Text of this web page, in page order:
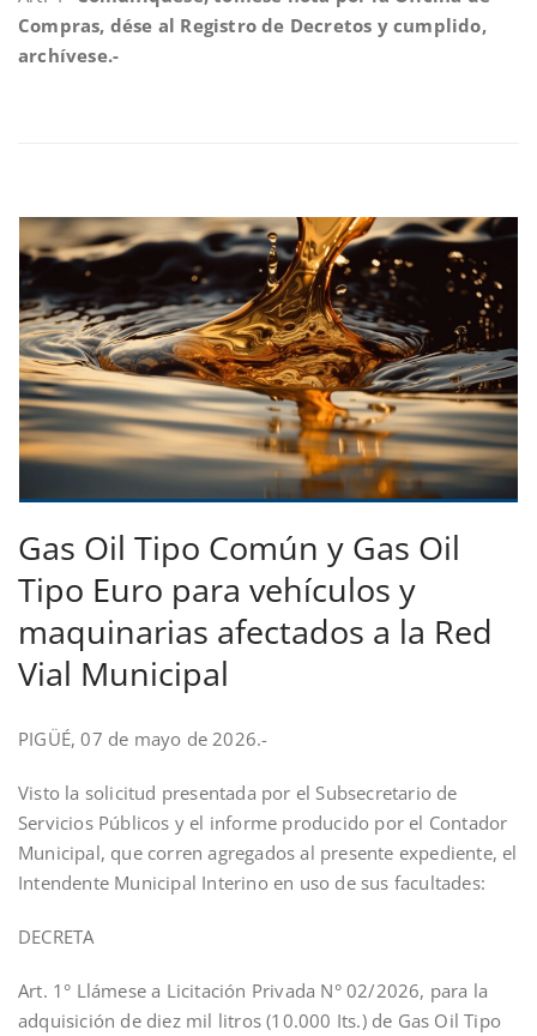
Compras, dése al Registro de Decretos y cumplido,
archívese.-
Gas Oil Tipo Común y Gas Oil
Tipo Euro para vehículos y
maquinarias afectados a la Red
Vial Municipal
PIGÜÉ, 07 de mayo de 2026.-
Visto la solicitud presentada por el Subsecretario de
Servicios Públicos y el informe producido por el Contador
Municipal, que corren agregados al presente expediente, el
Intendente Municipal Interino en uso de sus facultades:
DECRETA
Art. 1° Llámese a Licitación Privada N° 02/2026, para la
adquisición de diez mil litros (10.000 Its.) de Gas Oil Tipo